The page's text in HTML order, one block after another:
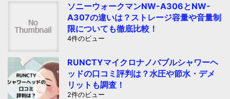
ソニーウォークマンNW-A306とNW-
A307の違いは？ストレージ容量や音量制
限についても徹底比較！
4件のビュー
RUNCTYマイクロナノバブルシャワーヘ
ッドの口コミ評判は？水圧や節水・デメ
リットも調査！
2件のビュー